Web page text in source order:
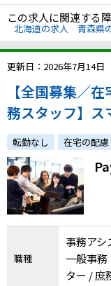
この求人に関連する
北海道の求人 青森県
更新日：2026年7月14日
【全国募集／
務スタッフ】ス
社でこれまでの
リアを一緒に考
転勤なし 在宅の配慮
職種
事務アシ
一般事
ター / 庶